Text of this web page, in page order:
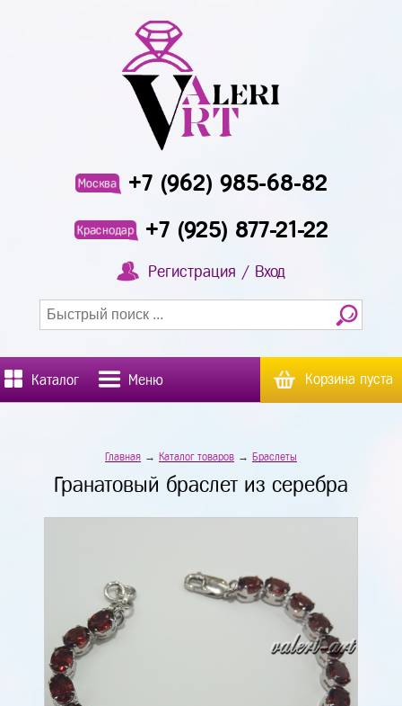
Москва +7 (962) 985-68-82
Краснодар +7 (925) 877-21-22
Регистрация / Вход
Каталог Меню Корзина пуста
Главная → Каталог товаров → Браслеты
Гранатовый браслет из серебра